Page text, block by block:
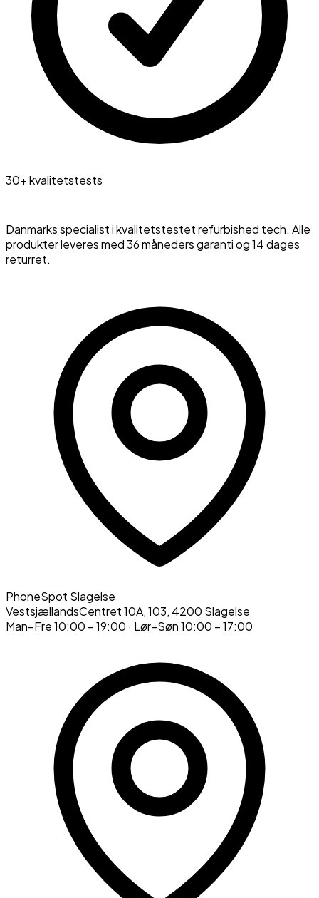
30+ kvalitetstests
Danmarks specialist i kvalitetstestet refurbished tech. Alle
produkter leveres med 36 måneders garanti og 14 dages
returret.
PhoneSpot Slagelse
VestsjællandsCentret 10A, 103, 4200 Slagelse
Man–Fre10:00 – 19:00 · Lør–Søn10:00 – 17:00